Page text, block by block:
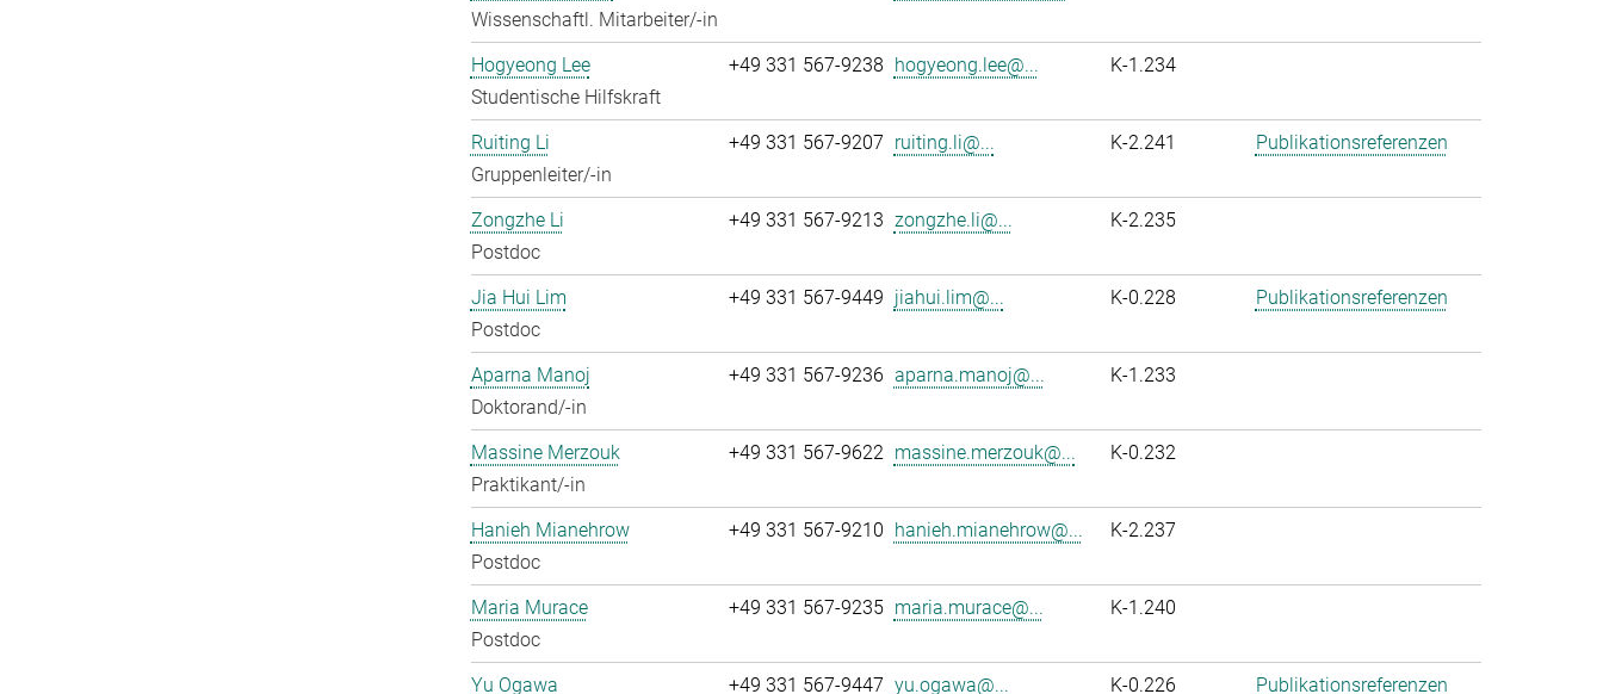
Wissenschaftl. Mitarbeiter/-in
Hogyeong Lee
Studentische Hilfskraft
+49 331 567-9238 hogyeong.lee@... K-1.234
Ruiting Li
Gruppenleiter/-in
+49 331 567-9207 ruiting.li@... K-2.241 Publikationsreferenzen
Zongzhe Li
Postdoc
+49 331 567-9213 zongzhe.li@... K-2.235
Jia Hui Lim
Postdoc
+49 331 567-9449 jiahui.lim@... K-0.228 Publikationsreferenzen
Aparna Manoj
Doktorand/-in
+49 331 567-9236 aparna.manoj@... K-1.233
Massine Merzouk
Praktikant/-in
+49 331 567-9622 massine.merzouk@... K-0.232
Hanieh Mianehrow
Postdoc
+49 331 567-9210 hanieh.mianehrow@... K-2.237
Maria Murace
Postdoc
+49 331 567-9235 maria.murace@... K-1.240
Yu Ogawa
+49 331 567-9447 yu.ogawa@... K-0.226 Publikationsreferenzen